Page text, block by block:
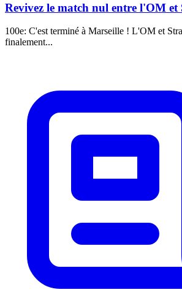
Revivez le match nul entre l'OM et
100e: C'est terminé à Marseille ! L'OM et
finalement...